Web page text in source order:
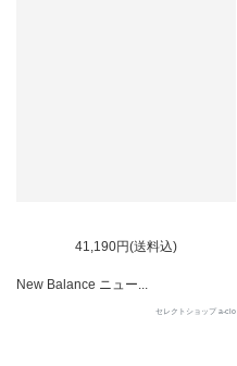
41,190円(送料込)
New Balance ニュー...
セレクトショップ a-clo